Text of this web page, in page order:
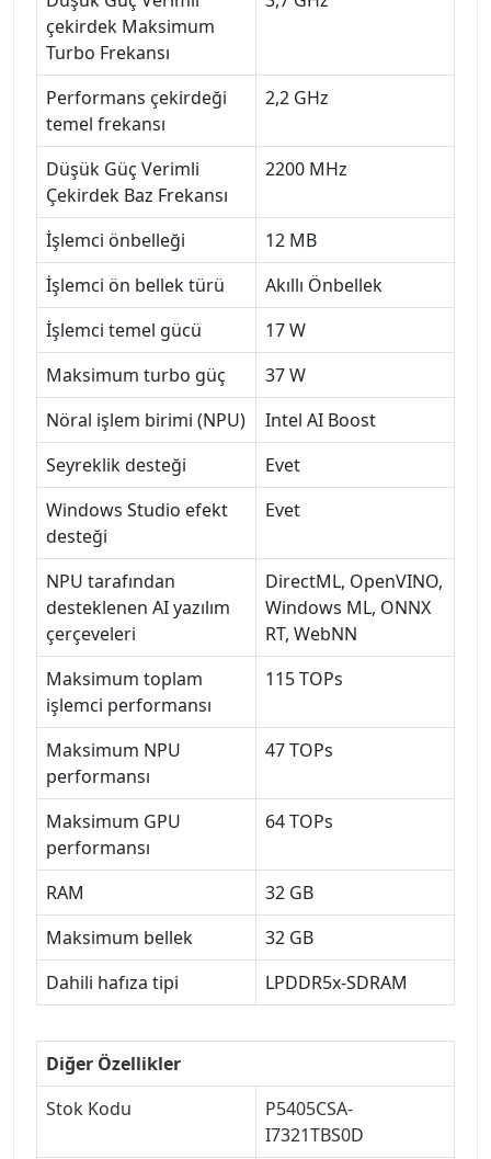
çekirdek Maksimum
Turbo Frekansı
Performans çekirdeği
temel frekansı
2,2 GHz
Düşük Güç Verimli
Çekirdek Baz Frekansı
2200 MHz
İşlemci önbelleği
12 MB
İşlemci ön bellek türü
Akıllı Önbellek
İşlemci temel gücü
17 W
Maksimum turbo güç
37 W
Nöral işlem birimi (NPU)
Intel AI Boost
Seyreklik desteği
Evet
Windows Studio efekt
desteği
Evet
NPU tarafından
desteklenen AI yazılım
çerçeveleri
DirectML, OpenVINO,
Windows ML, ONNX
RT, WebNN
Maksimum toplam
işlemci performansı
115 TOPs
Maksimum NPU
performansı
47 TOPs
Maksimum GPU
performansı
64 TOPs
RAM
32 GB
Maksimum bellek
32 GB
Dahili hafıza tipi
LPDDR5x-SDRAM
Diğer Özellikler
Stok Kodu
P5405CSA-
I7321TBS0D